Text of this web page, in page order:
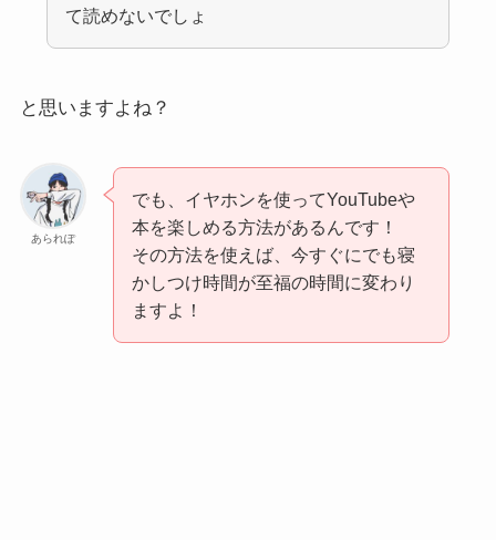
て読めないでしょ
と思いますよね？
あられぽ
でも、イヤホンを使ってYouTubeや
本を楽しめる方法があるんです！
その方法を使えば、今すぐにでも寝
かしつけ時間が至福の時間に変わり
ますよ！